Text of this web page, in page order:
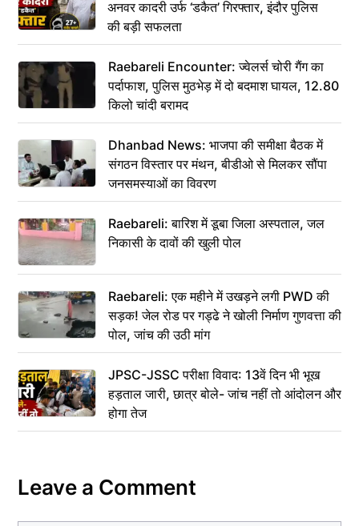
अनवर कादरी उर्फ ‘डकैत’ गिरफ्तार, इंदौर पुलिस
की बड़ी सफलता
Raebareli Encounter: ज्वेलर्स चोरी गैंग का
पर्दाफाश, पुलिस मुठभेड़ में दो बदमाश घायल, 12.80
किलो चांदी बरामद
Dhanbad News: भाजपा की समीक्षा बैठक में
संगठन विस्तार पर मंथन, बीडीओ से मिलकर सौंपा
जनसमस्याओं का विवरण
Raebareli: बारिश में डूबा जिला अस्पताल, जल
निकासी के दावों की खुली पोल
Raebareli: एक महीने में उखड़ने लगी PWD की
सड़क! जेल रोड पर गड्ढे ने खोली निर्माण गुणवत्ता की
पोल, जांच की उठी मांग
JPSC-JSSC परीक्षा विवाद: 13वें दिन भी भूख
हड़ताल जारी, छात्र बोले- जांच नहीं तो आंदोलन और
होगा तेज
Leave a Comment